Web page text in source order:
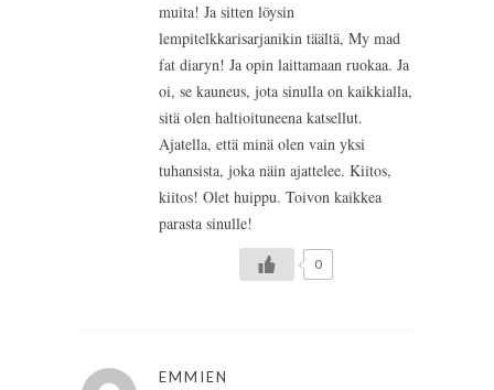
muita! Ja sitten löysin
lempitelkkarisarjanikin täältä, My mad
fat diaryn! Ja opin laittamaan ruokaa. Ja
oi, se kauneus, jota sinulla on kaikkialla,
sitä olen haltioituneena katsellut.
Ajatella, että minä olen vain yksi
tuhansista, joka näin ajattelee. Kiitos,
kiitos! Olet huippu. Toivon kaikkea
parasta sinulle!
0
EMMIEN